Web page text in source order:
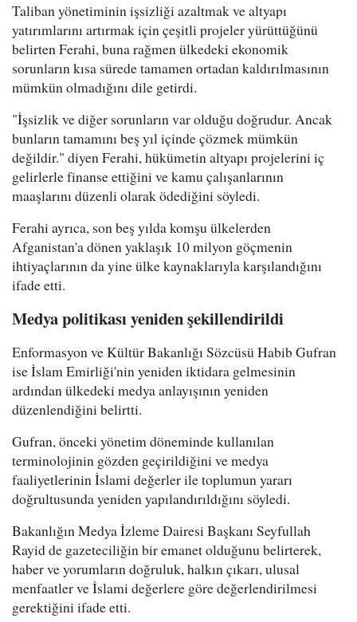
Taliban yönetiminin işsizliği azaltmak ve altyapı
yatırımlarını artırmak için çeşitli projeler yürüttüğünü
belirten Ferahi, buna rağmen ülkedeki ekonomik
sorunların kısa sürede tamamen ortadan kaldırılmasının
mümkün olmadığını dile getirdi.
"İşsizlik ve diğer sorunların var olduğu doğrudur. Ancak
bunların tamamını beş yıl içinde çözmek mümkün
değildir." diyen Ferahi, hükümetin altyapı projelerini iç
gelirlerle finanse ettiğini ve kamu çalışanlarının
maaşlarını düzenli olarak ödediğini söyledi.
Ferahi ayrıca, son beş yılda komşu ülkelerden
Afganistan'a dönen yaklaşık 10 milyon göçmenin
ihtiyaçlarının da yine ülke kaynaklarıyla karşılandığını
ifade etti.
Medya politikası yeniden şekillendirildi
Enformasyon ve Kültür Bakanlığı Sözcüsü Habib Gufran
ise İslam Emirliği'nin yeniden iktidara gelmesinin
ardından ülkedeki medya anlayışının yeniden
düzenlendiğini belirtti.
Gufran, önceki yönetim döneminde kullanılan
terminolojinin gözden geçirildiğini ve medya
faaliyetlerinin İslami değerler ile toplumun yararı
doğrultusunda yeniden yapılandırıldığını söyledi.
Bakanlığın Medya İzleme Dairesi Başkanı Seyfullah
Rayid de gazeteciliğin bir emanet olduğunu belirterek,
haber ve yorumların doğruluk, halkın çıkarı, ulusal
menfaatler ve İslami değerlere göre değerlendirilmesi
gerektiğini ifade etti.